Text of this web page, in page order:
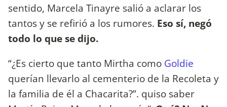
sentido, Marcela Tinayre salió a aclarar los
tantos y se refirió a los rumores. Eso sí, negó
todo lo que se dijo.
“¿Es cierto que tanto Mirtha como Goldie
querían llevarlo al cementerio de la Recoleta y
la familia de él a Chacarita?”. quiso saber